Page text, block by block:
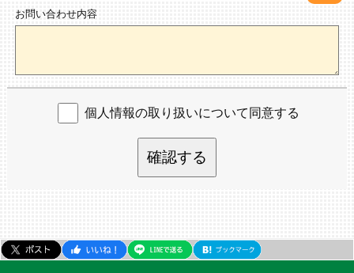
お問い合わせ内容
個人情報の取り扱いについて同意する
確認する